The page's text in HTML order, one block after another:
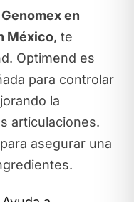
en
México, te
Optimend es
para controlar
la
articulaciones.
asegurar una